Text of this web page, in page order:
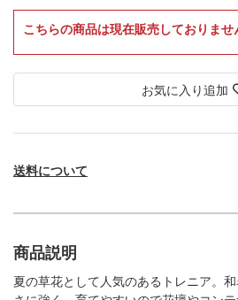
こちらの商品は現在販売しておりませ
お気に入り追加
送料について
商品説明
夏の草花として人気のあるトレニア。